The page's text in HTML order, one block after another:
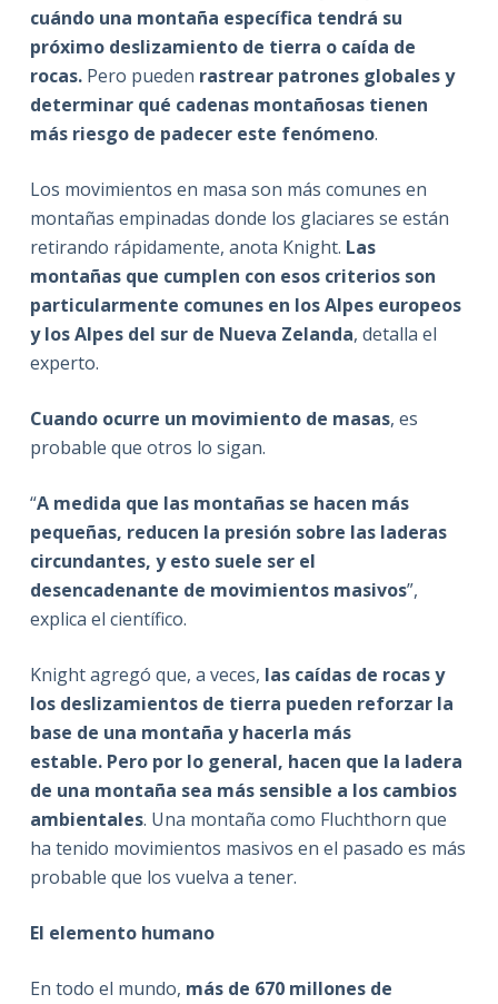
cuándo una montaña específica tendrá su
próximo deslizamiento de tierra o caída de
rocas. Pero pueden rastrear patrones globales y
determinar qué cadenas montañosas tienen
más riesgo de padecer este fenómeno.
Los movimientos en masa son más comunes en
montañas empinadas donde los glaciares se están
retirando rápidamente, anota Knight. Las
montañas que cumplen con esos criterios son
particularmente comunes en los Alpes europeos
y los Alpes del sur de Nueva Zelanda, detalla el
experto.
Cuando ocurre un movimiento de masas, es
probable que otros lo sigan.
“A medida que las montañas se hacen más
pequeñas, reducen la presión sobre las laderas
circundantes, y esto suele ser el
desencadenante de movimientos masivos”,
explica el científico.
Knight agregó que, a veces, las caídas de rocas y
los deslizamientos de tierra pueden reforzar la
base de una montaña y hacerla más
estable. Pero por lo general, hacen que la ladera
de una montaña sea más sensible a los cambios
ambientales. Una montaña como Fluchthorn que
ha tenido movimientos masivos en el pasado es más
probable que los vuelva a tener.
El elemento humano
En todo el mundo, más de 670 millones de